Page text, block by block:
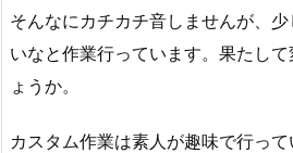
そんなにカチカチ音しませんが、
いなと作業行っています。果たし
ょうか。
カスタム作業は素人が趣味で行っ